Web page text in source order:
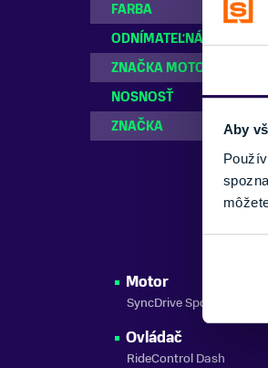
Aby
FARBA
ODNÍMATEĽNÁ BATÉRIA
ZNAČKA MOTORA
NOSNOSŤ
ZNAČKA
Motor
SyncDrive Sport 2, 75
Ovládač
RideControl Dash